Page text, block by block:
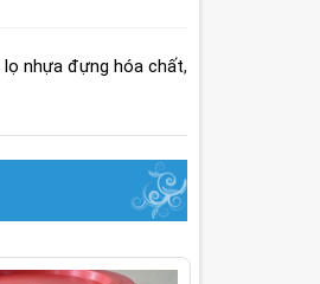
lọ nhựa đựng hóa chất,